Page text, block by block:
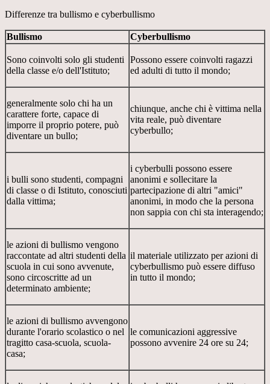
Differenze tra bullismo e cyberbullismo
Bullismo Cyberbullismo
Sono coinvolti solo gli studenti
della classe e/o dell'Istituto;
Possono essere coinvolti ragazzi
ed adulti di tutto il mondo;
generalmente solo chi ha un
carattere forte, capace di
imporre il proprio potere, può
diventare un bullo;
chiunque, anche chi è vittima nella
vita reale, può diventare
cyberbullo;
i bulli sono studenti, compagni
di classe o di Istituto, conosciuti
dalla vittima;
i cyberbulli possono essere
anonimi e sollecitare la
partecipazione di altri "amici"
anonimi, in modo che la persona
non sappia con chi sta interagendo;
le azioni di bullismo vengono
raccontate ad altri studenti della
scuola in cui sono avvenute,
sono circoscritte ad un
determinato ambiente;
il materiale utilizzato per azioni di
cyberbullismo può essere diffuso
in tutto il mondo;
le azioni di bullismo avvengono
durante l'orario scolastico o nel
tragitto casa-scuola, scuola-
casa;
le comunicazioni aggressive
possono avvenire 24 ore su 24;